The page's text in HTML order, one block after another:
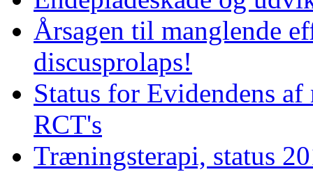
Årsagen til manglende
discusprolaps!
Status for Evidendens
RCT's
Træningsterapi, status